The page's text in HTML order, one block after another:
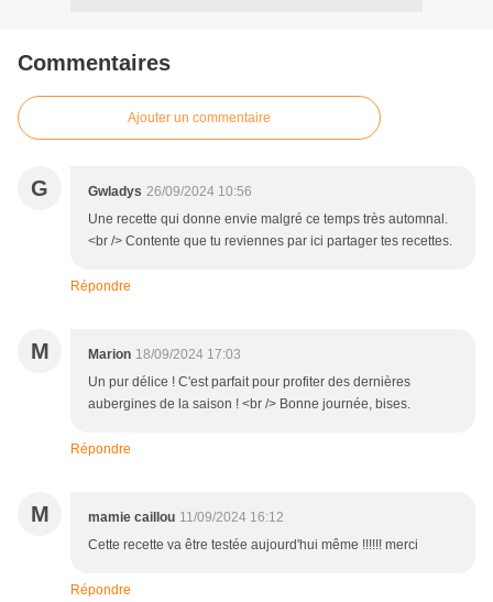
Commentaires
Ajouter un commentaire
G Gwladys 26/09/2024 10:56
Une recette qui donne envie malgré ce temps très automnal.
<br /> Contente que tu reviennes par ici partager tes recettes.
Répondre
M Marion 18/09/2024 17:03
Un pur délice ! C'est parfait pour profiter des dernières
aubergines de la saison ! <br /> Bonne journée, bises.
Répondre
M mamie caillou 11/09/2024 16:12
Cette recette va être testée aujourd'hui même !!!!!! merci
Répondre